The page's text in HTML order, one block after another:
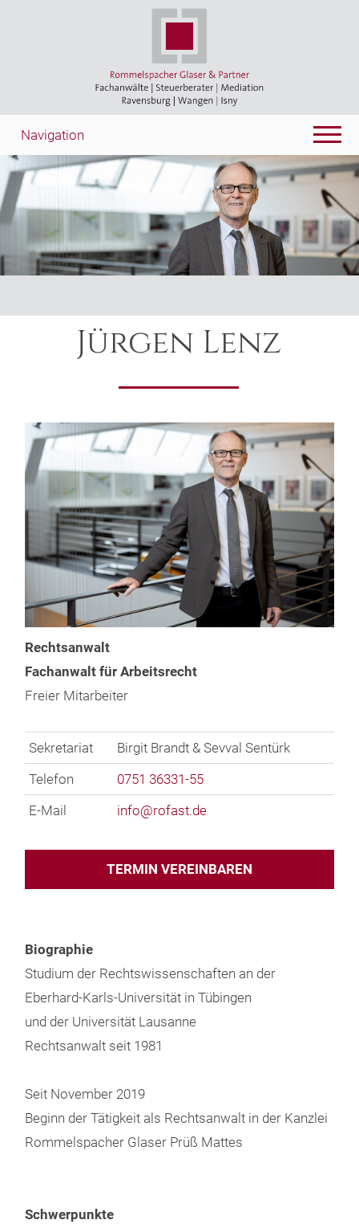
Navigation
Jürgen Lenz
Rechtsanwalt
Fachanwalt für Arbeitsrecht
Freier Mitarbeiter
Sekretariat
Birgit Brandt & Sevval Sentürk
Telefon
0751 36331-55
E-Mail
info@rofast.de
TERMIN VEREINBAREN
Biographie
Studium der Rechtswissenschaften an der
Eberhard-Karls-Universität in Tübingen
und der Universität Lausanne
Rechtsanwalt seit 1981
Seit November 2019
Beginn der Tätigkeit als Rechtsanwalt in der Kanzlei
Rommelspacher Glaser Prüß Mattes
Schwerpunkte